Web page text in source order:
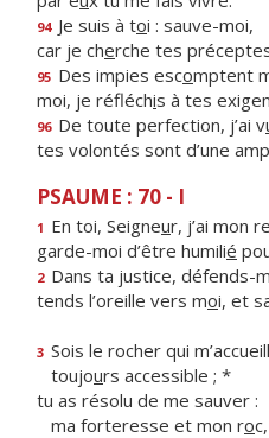
94 Je suis à toi : sauve-moi,
car je cherche tes
95 Des impies escomptent
moi, je réfléchis à tes
96 De toute perfection, j’ai v
tes volontés sont d’une
PSAUME : 70 - I
1 En toi, Seigneur, j’ai mon
garde-moi d’être humilié
2 Dans ta justice, défends-m
tends l’oreille vers moi, et
3 Sois le rocher qui
toujours accessible ; *
tu as résolu de me sauver :
ma forteresse et mon ro